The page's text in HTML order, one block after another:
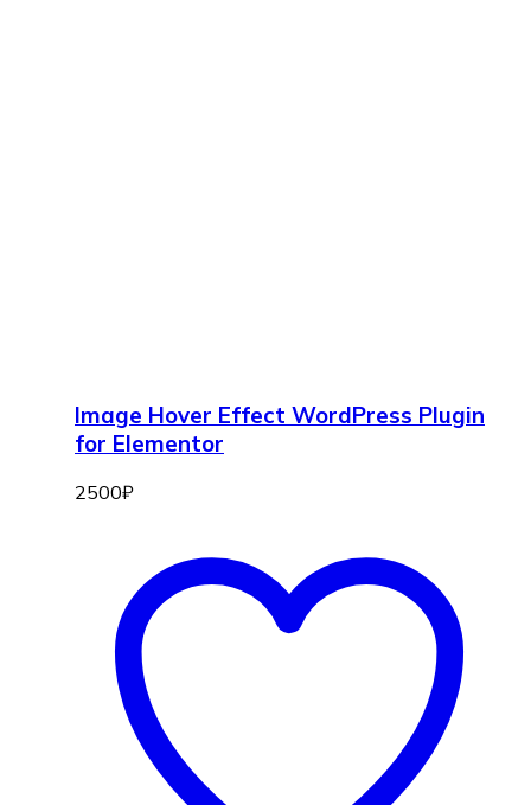
Image Hover Effect WordPress Plugin
for Elementor
2500₽